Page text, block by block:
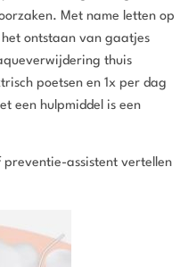
Met name letten op
ontstaan van gaatjes
thuis
poetsen en 1x per dag
een hulpmiddel is een
assistent vertellen